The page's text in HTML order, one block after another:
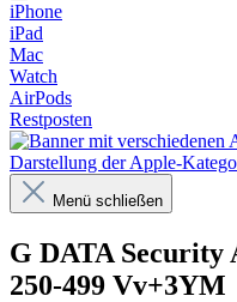
iPhone
iPad
Mac
Watch
AirPods
Restposten
Menü schließen
G DATA Security
250-499 Vv+3YM